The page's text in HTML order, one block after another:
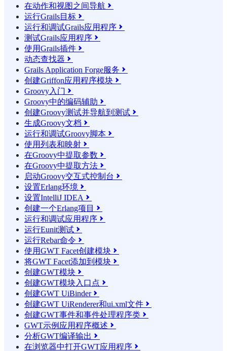
在动作和视图之间导航 
运行Grails目标 
运行和调试Grails应用程序 
测试Grails应用程序 
使用Grails插件 
动态查找器 
Grails Application Forge服务 
创建Griffon应用程序模块 
Groovy入门 
Groovy中的编码辅助 
创建Groovy测试并导航到测试 
生成Groovy文档 
运行和调试Groovy脚本 
使用列表和映射 
在Groovy中提取参数 
在Groovy中提取方法 
启动Groovy交互式控制台 
设置Erlang环境 
设置IntelliJ IDEA 
创建一个Erlang项目 
运行和调试应用程序 
运行Eunit测试 
运行Rebar命令 
使用GWT Facet创建模块 
将GWT Facet添加到模块 
创建GWT模块 
创建GWT模块入口点 
创建GWT UiBinder
创建GWT UiRenderer和ui.xml文件 
创建GWT事件和事件处理程序类 
GWT示例应用程序概述 
分析GWT编译输出 
在浏览器中打开GWT应用程序 